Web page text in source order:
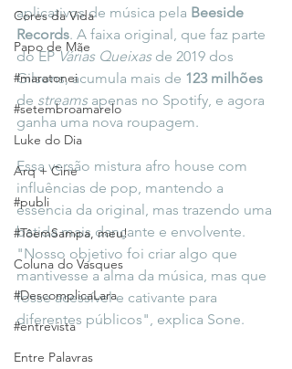
Cores da Vida
Papo de Mãe
#maratonei
#setembroamarelo
Luke do Dia
Arq + Cine
#publi
#TôemSampa, meu!
Coluna do Vasques
#DescomplicaLara
#entrevista
Entre Palavras
aplicativos de música pela Beeside
Records. A faixa original, que faz parte
do EP Várias Queixas de 2019 dos
Gilsons, acumula mais de 123 milhões
de streams apenas no Spotify, e agora
ganha uma nova roupagem.
Essa versão mistura afro house com
influências de pop, mantendo a
essência da original, mas trazendo uma
batida mais dançante e envolvente.
"Nosso objetivo foi criar algo que
mantivesse a alma da música, mas que
fosse acessível e cativante para
diferentes públicos", explica Sone.